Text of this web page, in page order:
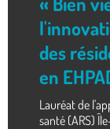
des
en
Lauréat de
santé (ARS)